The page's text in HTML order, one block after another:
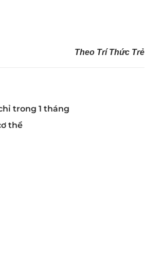
Theo Trí Thức Trẻ
trong 1 tháng
thể